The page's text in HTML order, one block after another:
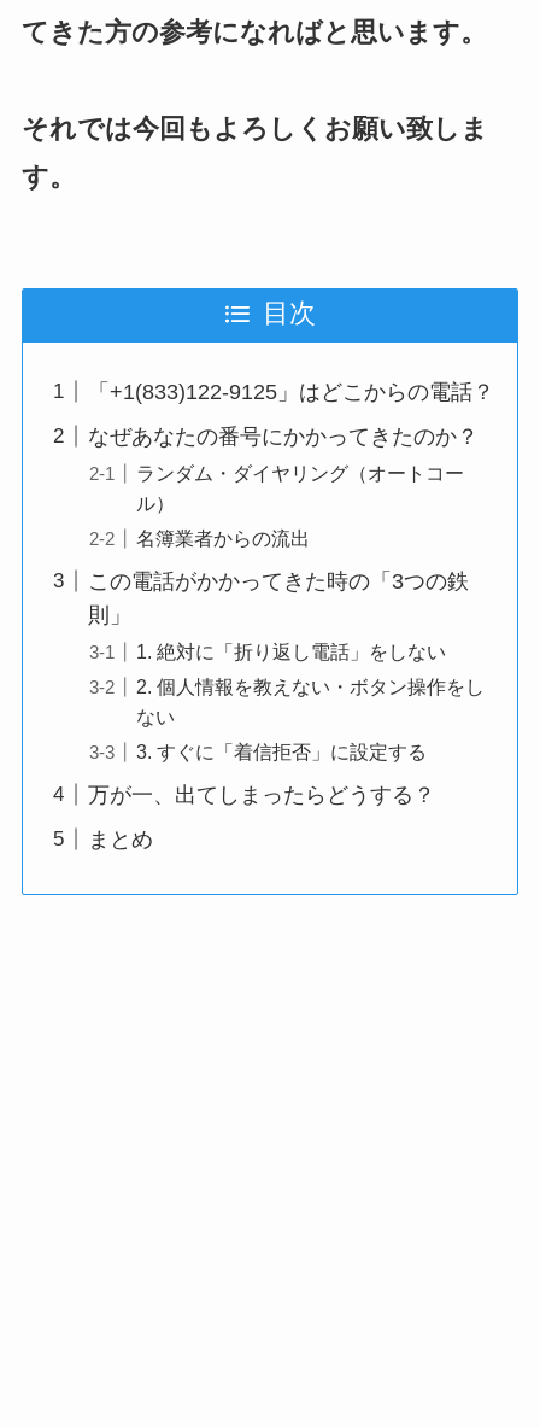
てきた方の参考になればと思います。
それでは今回もよろしくお願い致しま
す。
目次
「+1(833)122-9125」はどこからの電話？
なぜあなたの番号にかかってきたのか？
ランダム・ダイヤリング（オートコー
ル）
名簿業者からの流出
この電話がかかってきた時の「3つの鉄
則」
1. 絶対に「折り返し電話」をしない
2. 個人情報を教えない・ボタン操作をし
ない
3. すぐに「着信拒否」に設定する
万が一、出てしまったらどうする？
まとめ